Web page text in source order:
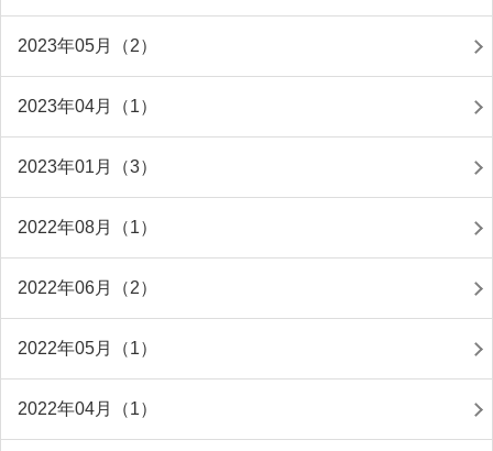
2023年05月（2）
2023年04月（1）
2023年01月（3）
2022年08月（1）
2022年06月（2）
2022年05月（1）
2022年04月（1）